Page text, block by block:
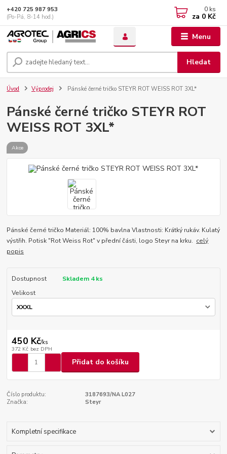
Menu
Hledat
+420 725 987 953
(Po-Pá, 8-14 hod.)
0 ks
za 0 Kč
Úvod Výprodej Pánské černé tričko STEYR ROT WEISS ROT 3XL*
Pánské černé tričko STEYR ROT
WEISS ROT 3XL*
Akce
Pánské černé tričko Materiál: 100% bavlna Vlastnosti: Krátký rukáv. Kulatý
výstřih. Potisk "Rot Weiss Rot" v přední části, logo Steyr na krku. celý
popis
Dostupnost
Skladem 4 ks
Velikost
450 Kč/ks
372 Kč bez DPH
Přidat do košíku
Číslo produktu:
3187693/NA L027
Značka:
Steyr
Kompletní specifikace